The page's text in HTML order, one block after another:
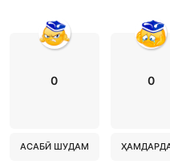
0
АСАБӢ ШУДАМ
0